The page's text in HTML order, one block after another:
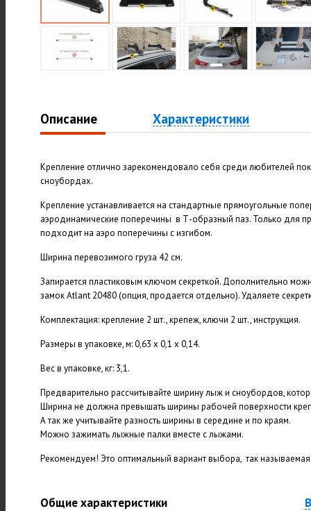
Описание Характеристики
Крепление отлично зарекомендовало себя среди любителей
сноубордах.
Крепление устанавливается на стандартные прямоугольные
аэродинамические поперечины в Т-образный паз. Только для
подходит на аэро поперечины с изгибом.
Ширина перевозимого груза 42 см.
Запирается пластиковым ключом секреткой. Дополнительно
замок Atlant 20480 (опция, продается отдельно). Удаляете
Комплектация: крепление 2 шт., крепеж, ключи 2 шт., инструкция.
Размеры в упаковке, м: 0,63 х 0,1 х 0,14.
Вес в упаковке, кг: 3,1.
Предварительно рассчитывайте ширину лыж и сноубордов,
Ширина не должна превышать ширины рабочей поверхности
А так же учитывайте разность ширины в середине и по краям.
Можно зажимать лыжные палки вместе с лыжами.
Рекомендуем! Это оптимальный вариант выбора, так называемая
Общие характеристики